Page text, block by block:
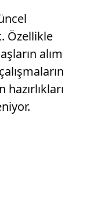
Özellikle
alım